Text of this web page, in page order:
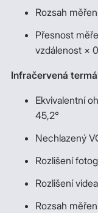
Rozsah
Přesnost
vzdálenost ×
Infračervená
Ekvivalentní
45,2°
Nechlazený
Rozlišení
Rozlišení
Rozsah